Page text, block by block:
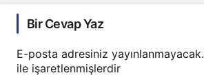
Bir Cevap Yaz
E-posta adresiniz yayınlanmayacak.
ile işaretlenmişlerdir